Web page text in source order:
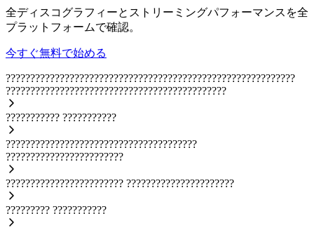
全ディスコグラフィーとストリーミングパフォーマンスを全
プラットフォームで確認。
今すぐ無料で始める
???????????????????????????????????????????????????????????
?????????????????????????????????????????????
??????????? ???????????
???????????????????????????????????????
????????????????????????
???????????????????????? ??????????????????????
????????? ???????????